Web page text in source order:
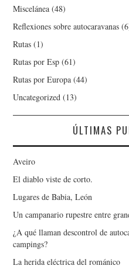
Miscelánea (48)
Reflexiones sobre autocaravanas
Rutas (1)
Rutas por Esp (61)
Rutas por Europa (44)
Uncategorized (13)
ÚLTIMAS
Aveiro
El diablo viste de corto.
Lugares de Babia, León
Un campanario rupestre entre
¿A qué llaman descontrol de
campings?
La herida eléctrica del románico